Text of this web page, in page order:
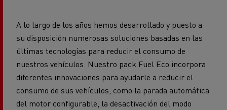
A lo largo de los años hemos desarrollado y puesto a
su disposición numerosas soluciones basadas en las
últimas tecnologías para reducir el consumo de
nuestros vehículos. Nuestro pack Fuel Eco incorpora
diferentes innovaciones para ayudarle a reducir el
consumo de sus vehículos, como la parada automática
del motor configurable, la desactivación del modo